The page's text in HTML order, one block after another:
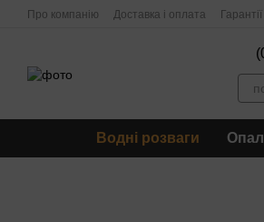
Перейти до основного контенту
Про компанію Доставка і оплата Гарантії
Водні розваги